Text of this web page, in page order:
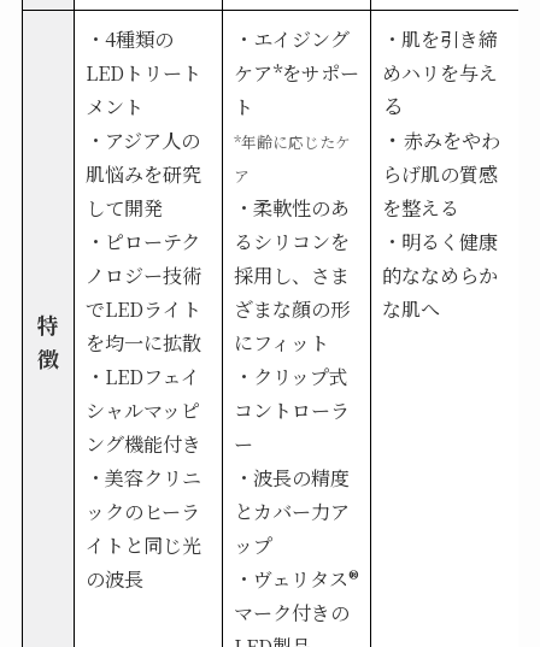
特
徴
・4種類の
LEDトリート
メント
・アジア人の
肌悩みを研究
して開発
・ピローテク
ノロジー技術
でLEDライト
を均一に拡散
・LEDフェイ
シャルマッピ
ング機能付き
・美容クリニ
ックのヒーラ
イトと同じ光
の波長
・エイジング
ケア*をサポー
ト
*年齢に応じたケ
ア
・柔軟性のあ
るシリコンを
採用し、さま
ざまな顔の形
にフィット
・クリップ式
コントローラ
ー
・波長の精度
とカバー力ア
ップ
・ヴェリタス®
マーク付きの
・肌を引き締
めハリを与え
る
・ 赤みをやわ
らげ肌の質感
を整える
・明るく健康
的ななめらか
な肌へ